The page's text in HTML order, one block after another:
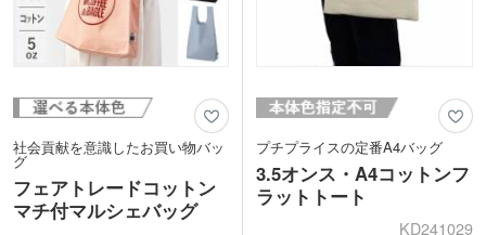
社会貢献を意識したお買い物バッ
グ
フェアトレードコットン
マチ付マルシェバッグ
プチプライスの定番A4バッグ
3.5オンス・A4コットンフ
ラットトート
KD241029